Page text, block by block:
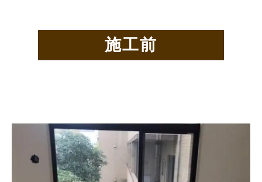
施工前